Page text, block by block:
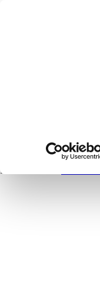
Esposizione
EICMA utilizza